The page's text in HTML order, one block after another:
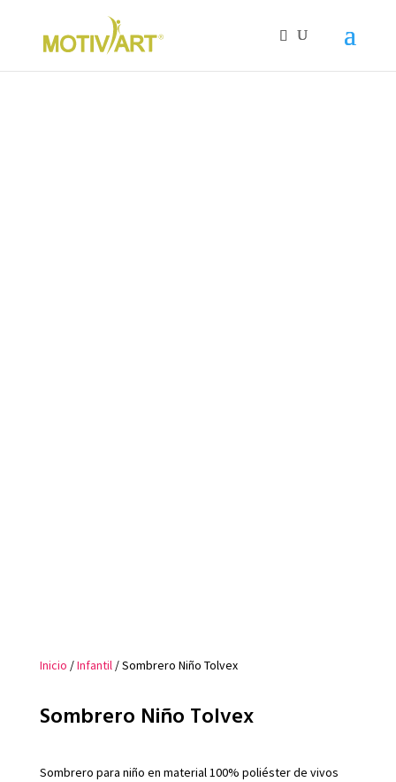
Inicio /Infantil / Sombrero Niño Tolvex
Sombrero Niño Tolvex
Sombrero para niño en material 100% poliéster de vivos